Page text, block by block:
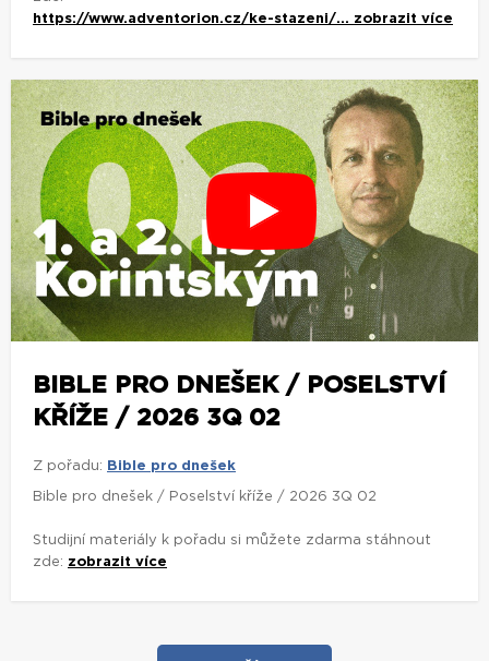
https://www.adventorion.cz/ke-stazeni/... zobrazit více
BIBLE PRO DNEŠEK / POSELSTVÍ
KŘÍŽE / 2026 3Q 02
Z pořadu: Bible pro dnešek
Bible pro dnešek / Poselství kříže / 2026 3Q 02
Studijní materiály k pořadu si můžete zdarma stáhnout
zde: zobrazit více